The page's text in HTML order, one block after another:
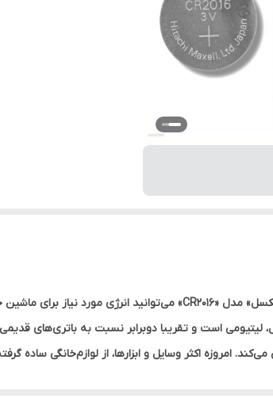
است و تقریبا دوبرابر نسبت به باتری‌های قدیمی
امروزه اکثر وسایل و ابزارها، از لوازم‌خانگی ساده